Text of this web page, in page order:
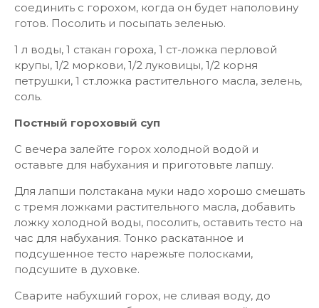
соединить с горохом, когда он будет наполовину
готов. Посолить и посыпать зеленью.
1 л воды, 1 стакан гороха, 1 ст-ложка перловой
крупы, 1/2 моркови, 1/2 луковицы, 1/2 корня
петрушки, 1 ст.ложка растительного масла, зелень,
соль.
Постный гороховый суп
С вечера залейте горох холодной водой и
оставьте для набухания и приготовьте лапшу.
Для лапши полстакана муки надо хорошо смешать
с тремя ложками растительного масла, добавить
ложку холодной воды, посолить, оставить тесто на
час для набухания. Тонко раскатанное и
подсушенное тесто нарежьте полосками,
подсушите в духовке.
Сварите набухший горох, не сливая воду, до